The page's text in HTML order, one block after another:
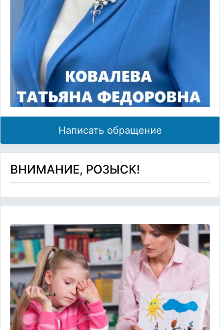
Написать обращение
ВНИМАНИЕ, РОЗЫСК!